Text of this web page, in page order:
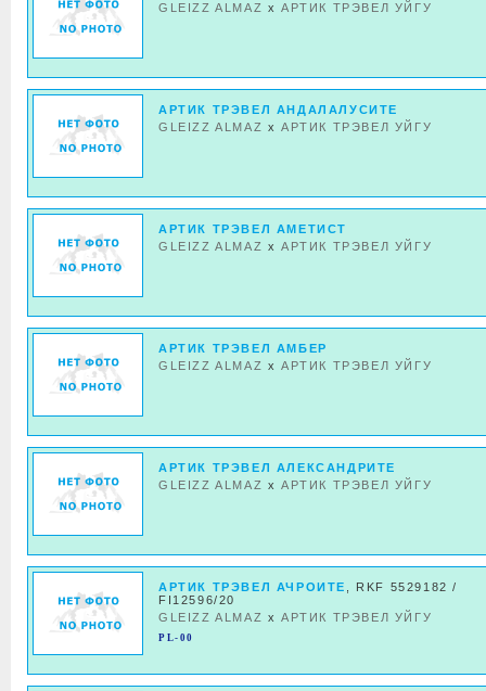
GLEIZZ ALMAZ xАРТИК ТРЭВЕЛ УЙГУ
АРТИК ТРЭВЕЛ АНДАЛАЛУСИТЕ
GLEIZZ ALMAZ xАРТИК ТРЭВЕЛ УЙГУ
АРТИК ТРЭВЕЛ АМЕТИСТ
GLEIZZ ALMAZ xАРТИК ТРЭВЕЛ УЙГУ
АРТИК ТРЭВЕЛ АМБЕР
GLEIZZ ALMAZ xАРТИК ТРЭВЕЛ УЙГУ
АРТИК ТРЭВЕЛ АЛЕКСАНДРИТЕ
GLEIZZ ALMAZ xАРТИК ТРЭВЕЛ УЙГУ
АРТИК ТРЭВЕЛ АЧРОИТЕ
, RKF 5529182 /
FI12596/20
GLEIZZ ALMAZ xАРТИК ТРЭВЕЛ УЙГУ
PL-00